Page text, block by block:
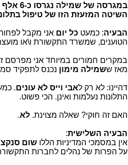
השיטה המזעזת הזו של טיפול
הבעיה: כמעט כל יום אני מקבל
הטוענים, שמשרד התקשורת ו\או מועצת
במקרים חמורים במיוחד אני
מאז ששמילה מימון נכנס לתפקיד
דהיינו: לא רק לאבי וייס לא עונים.
התלונות נעלמות ואינן. הכי פשוט.
האם זה חוקי? שאלה מצוינת.לא.
הבעיה השלישית:
אין במסמכי המדיניות הללושום
על הפרות של נהלים לחברות